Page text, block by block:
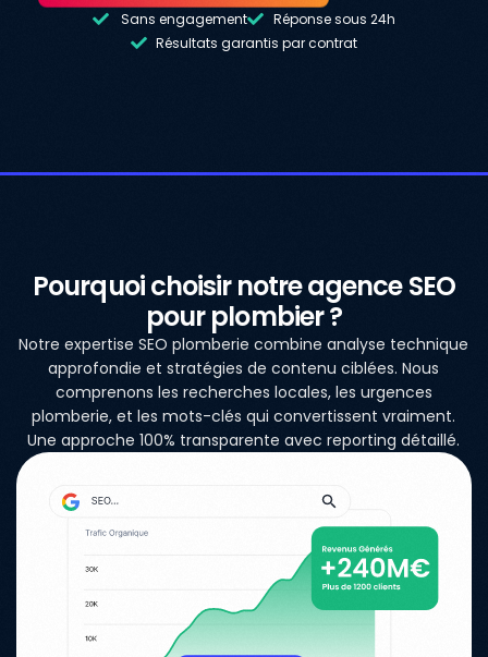
Sans engagement
Réponse sous 24h
Résultats garantis par contrat
Pourquoi choisir notre agence SEO
pour plombier ?
Notre expertise SEO plomberie combine analyse technique
approfondie et stratégies de contenu ciblées. Nous
comprenons les recherches locales, les urgences
plomberie, et les mots-clés qui convertissent vraiment.
Une approche 100% transparente avec reporting détaillé.